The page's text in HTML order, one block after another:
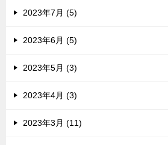
2023年7月 (5)
2023年6月 (5)
2023年5月 (3)
2023年4月 (3)
2023年3月 (11)